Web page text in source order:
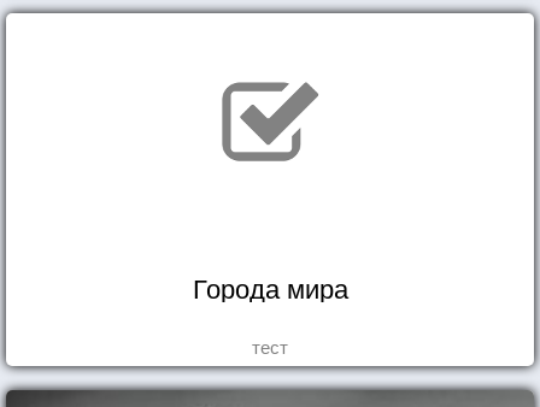
Города мира
тест